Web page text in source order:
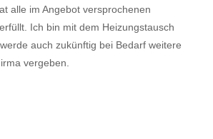
alle im Angebot versprochenen
Ich bin mit dem Heizungstausch
auch zukünftig bei Bedarf weitere
vergeben.